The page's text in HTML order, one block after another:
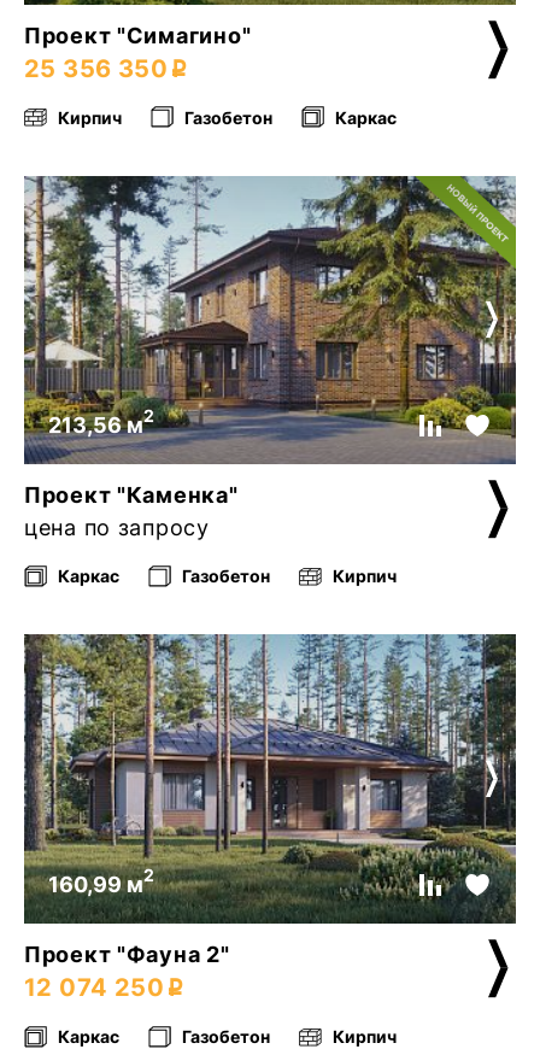
Проект "Симагино"
25 356 350
Кирпич Газобетон Каркас
213,56 м2
Проект "Каменка"
цена по запросу
Каркас Газобетон Кирпич
160,99 м2
Проект "Фауна 2"
12 074 250
Каркас Газобетон Кирпич